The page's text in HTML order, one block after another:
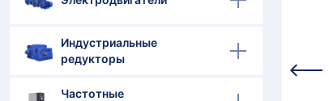
Индустриальные
редукторы
Частотные